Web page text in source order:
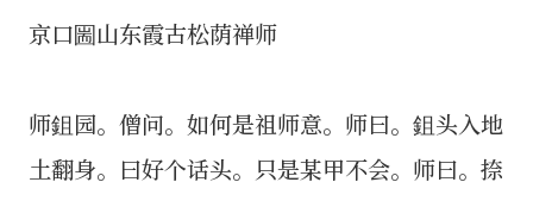
京口圌山东霞古松荫禅师
师鉏园。僧问。如何是祖师意。师曰。鉏头入地
土翻身。曰好个话头。只是某甲不会。师曰。捺